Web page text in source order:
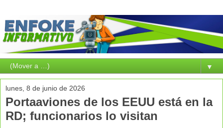
▼
lunes, 8 de junio de 2026
Portaaviones de los EEUU está en la
RD; funcionarios lo visitan